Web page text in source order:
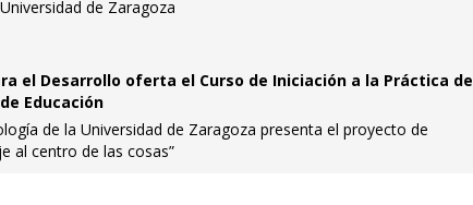
de Zaragoza
el Desarrollo oferta el Curso de Iniciación a la Práctica de
Educación
de la Universidad de Zaragoza presenta el proyecto de
al centro de las cosas”